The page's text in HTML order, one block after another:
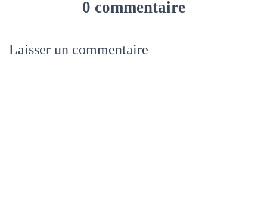
0 commentaire
Laisser un commentaire